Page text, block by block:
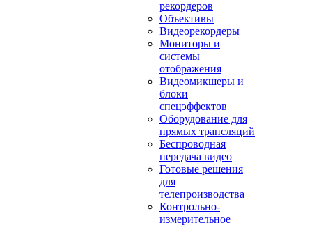
рекордеров
Объективы
Видеорекордеры
Мониторы и
системы
отображения
Видеомикшеры и
блоки
спецэффектов
Оборудование для
прямых трансляций
Беспроводная
передача видео
Готовые решения
для
телепроизводства
Контрольно-
измерительное